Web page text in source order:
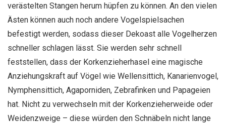
verästelten Stangen herum hüpfen zu können. An den vielen
Ästen können auch noch andere Vogelspielsachen
befestigt werden, sodass dieser Dekoast alle Vogelherzen
schneller schlagen lässt. Sie werden sehr schnell
feststellen, dass der Korkenzieherhasel eine magische
Anziehungskraft auf Vögel wie Wellensittich, Kanarienvogel,
Nymphensittich, Agaporniden, Zebrafinken und Papageien
hat. Nicht zu verwechseln mit der Korkenzieherweide oder
Weidenzweige – diese würden den Schnäbeln nicht lange